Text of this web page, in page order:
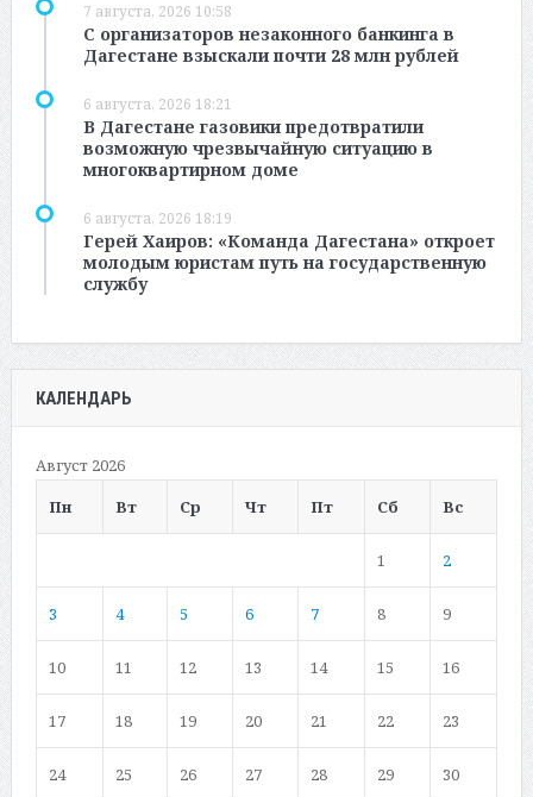
7 августа, 2026 10:58
С организаторов незаконного банкинга в
Дагестане взыскали почти 28 млн рублей
6 августа, 2026 18:21
В Дагестане газовики предотвратили
возможную чрезвычайную ситуацию в
многоквартирном доме
6 августа, 2026 18:19
Герей Хаиров: «Команда Дагестана» откроет
молодым юристам путь на государственную
службу
КАЛЕНДАРЬ
Август 2026
Пн
Вт Ср Чт Пт Сб Вс
1 2
3 4 5 6 7 8 9
10 11 12 13 14 15 16
17 18 19 20 21 22 23
24 25 26 27 28 29 30